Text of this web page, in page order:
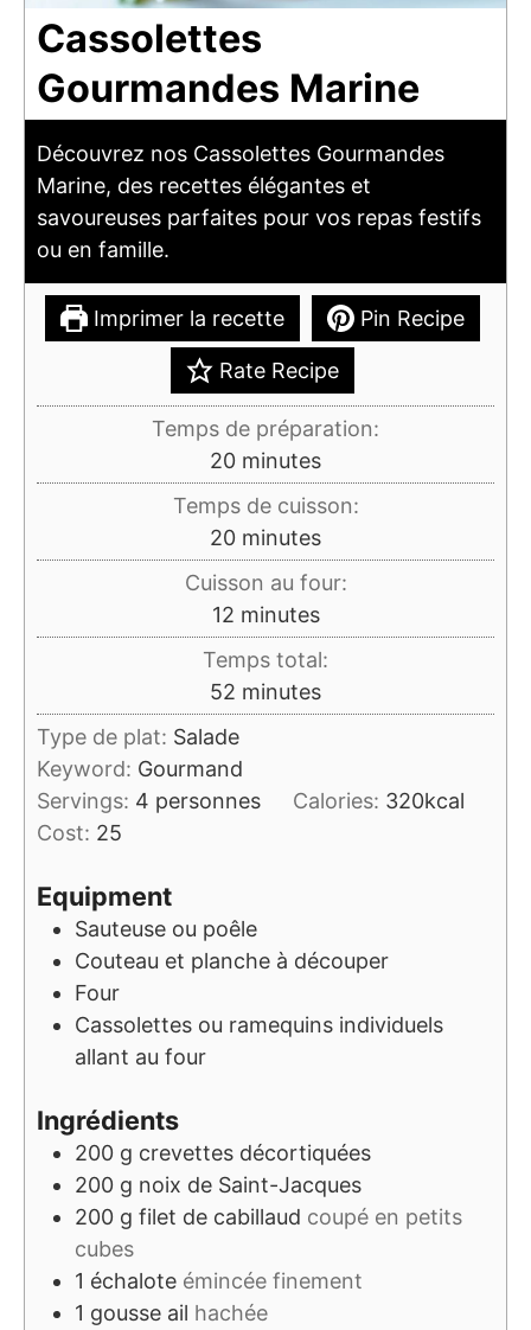
Cassolettes
Gourmandes Marine
Découvrez nos Cassolettes Gourmandes
Marine, des recettes élégantes et
savoureuses parfaites pour vos repas festifs
ou en famille.
Imprimer la recette Pin Recipe
Rate Recipe
Temps de préparation:
20minutes
minutes
Temps de cuisson:
20minutes
minutes
Cuisson au four:
12minutes
minutes
Temps total:
52 minutes
minutes
Type de plat: Salade
Keyword: Gourmand
Servings: 4 personnes Calories: 320kcal
Cost: 25
Equipment
Sauteuse ou poêle
Couteau et planche à découper
Four
Cassolettes ou ramequins individuels
allant au four
Ingrédients
200 g crevettes décortiquées
200 g noix de Saint-Jacques
200 g filet de cabillaud coupé en petits
cubes
1 échalote émincée finement
1 gousse ail hachée